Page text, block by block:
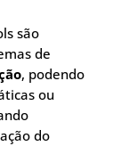
são
de
, podendo
ou
do